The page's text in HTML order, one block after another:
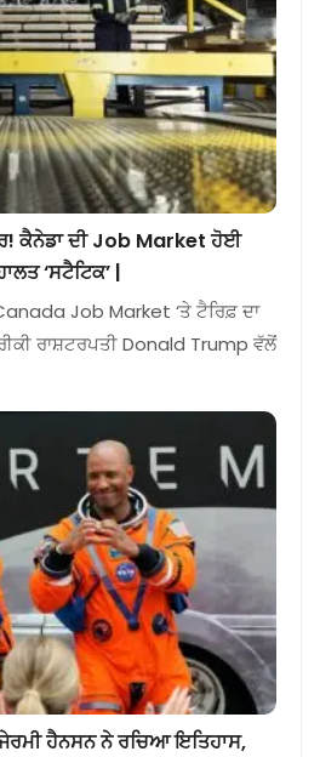
ਕੈਨੇਡਾ ਦੀ Job Market ਹੋਈ
‘ਸਟੈਟਿਕ’ |
Job Market ‘ਤੇ ਟੈਰਿਫ਼ ਦਾ
ਰਾਸ਼ਟਰਪਤੀ Donald Trump ਵੱਲੋਂ
ਹੈਨਸਨ ਨੇ ਰਚਿਆ ਇਤਿਹਾਸ,